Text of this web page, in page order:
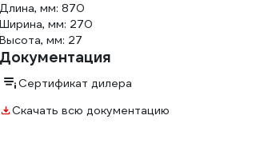
Длина, мм: 870
Ширина, мм: 270
Высота, мм: 27
Документация
Сертификат дилера
Скачать всю документацию